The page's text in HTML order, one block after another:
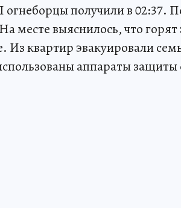
получили в 02:37.
месте выяснилось, что
Из квартир эвакуировали
аппараты